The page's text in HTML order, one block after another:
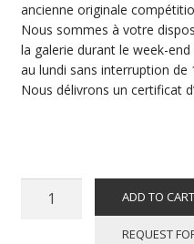
ancienne originale
Nous sommes à votre
la galerie durant le week-
au lundi sans interruption de
Nous délivrons un certificat
Affiche
ADD TO CART
REQUEST